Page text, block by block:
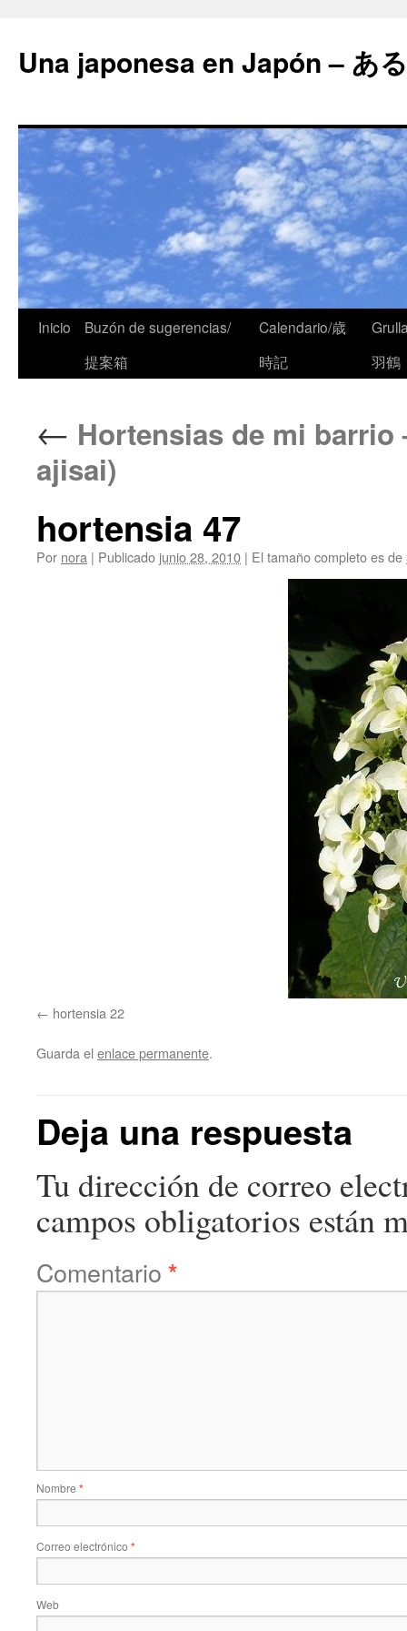
Una japonesa en Japón – あ
Inicio
Buzón de sugerencias/
提案箱
Calendario/歳
時記
羽鶴
← Hortensias de mi barrio
ajisai)
hortensia 47
Por nora | Publicado junio 28, 2010 | El tamaño completo es de
hortensia 22
Guarda el enlace permanente.
Deja una respuesta
Tu dirección de correo
campos obligatorios están
Comentario *
Nombre *
Correo electrónico *
Web